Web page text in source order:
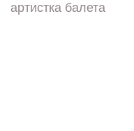
артистка балета